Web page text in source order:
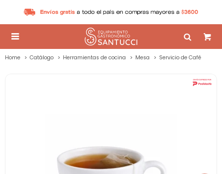

Home Catálogo Herramientas de cocina Mesa Servicio de Café